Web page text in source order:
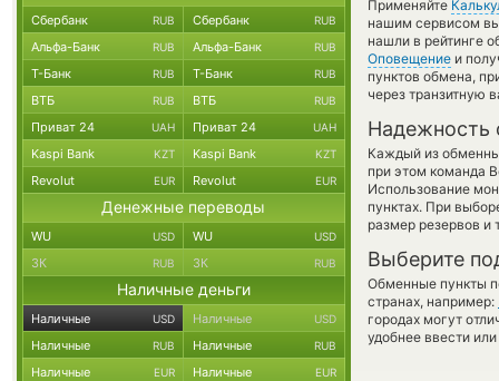
Применяйте
нашим сервисом
нашли в рейтинге
Оповещение и
пунктов обмена,
через транзитную
Надежность
Каждый из
при этом команда
Использование
пунктах. При
размер резервов и
Выберите
Обменные пункты
странах, например:
городах могут
удобнее ввести
Сбербанк RUB Сбербанк RUB
Альфа-Банк RUB Альфа-Банк RUB
Т-Банк RUB Т-Банк RUB
ВТБ RUB ВТБ RUB
Приват 24 UAH Приват 24 UAH
Kaspi Bank KZT Kaspi Bank KZT
Revolut EUR Revolut EUR
Денежные переводы
WU USD WU USD
ЗК RUB ЗК RUB
Наличные деньги
Наличные USD Наличные USD
Наличные RUB Наличные RUB
Наличные EUR Наличные EUR